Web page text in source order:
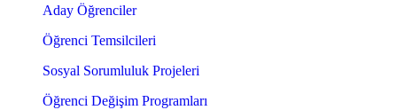
Aday Öğrenciler
Öğrenci Temsilcileri
Sosyal Sorumluluk Projeleri
Öğrenci Değişim Programları